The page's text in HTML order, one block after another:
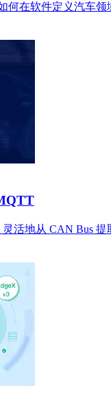
在软件定义汽车领
活地从 CAN Bus